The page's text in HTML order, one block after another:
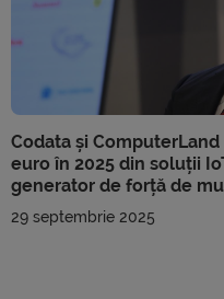
Codata și
euro în 2025 din soluții
generator de forță de
29 septembrie 2025